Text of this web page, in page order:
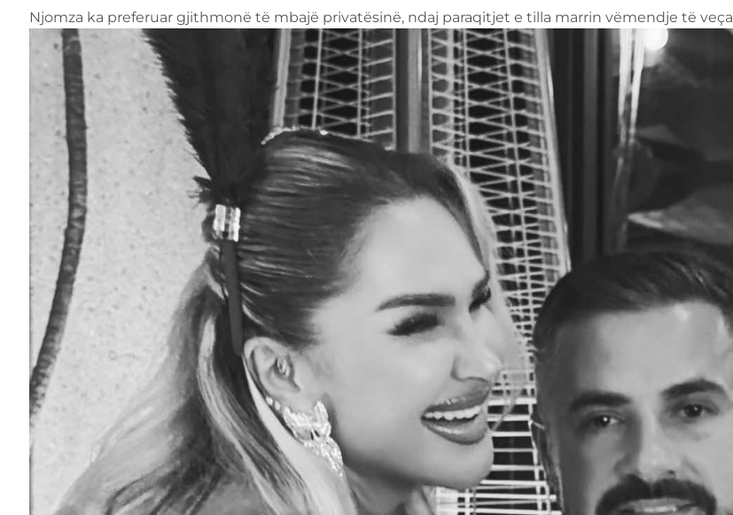
Njomza ka preferuar gjithmonë të mbajë privatësinë, ndaj paraqitjet e tilla marrin vëmendje të